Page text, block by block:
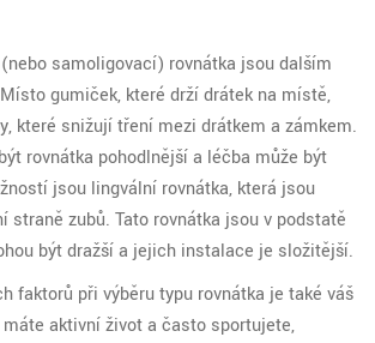
samoligovací) rovnátka jsou dalším
gumiček, které drží drátek na místě,
které snižují tření mezi drátkem a zámkem.
rovnátka pohodlnější a léčba může být
jsou lingvální rovnátka, která jsou
straně zubů. Tato rovnátka jsou v podstatě
být dražší a jejich instalace je složitější.
faktorů při výběru typu rovnátka je také váš
aktivní život a často sportujete,